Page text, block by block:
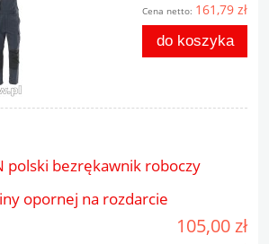
Cena netto: 161,79 zł
do koszyka
polski bezrękawnik roboczy
opornej na rozdarcie
105,00 zł